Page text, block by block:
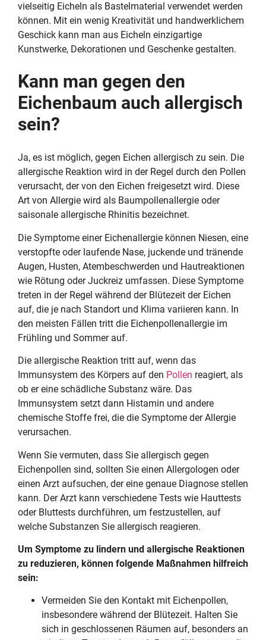
vielseitig Eicheln als Bastelmaterial verwendet werden
können. Mit ein wenig Kreativität und handwerklichem
Geschick kann man aus Eicheln einzigartige
Kunstwerke, Dekorationen und Geschenke gestalten.
Kann man gegen den
Eichenbaum auch allergisch
sein?
Ja, es ist möglich, gegen Eichen allergisch zu sein. Die
allergische Reaktion wird in der Regel durch den Pollen
verursacht, der von den Eichen freigesetzt wird. Diese
Art von Allergie wird als Baumpollenallergie oder
saisonale allergische Rhinitis bezeichnet.
Die Symptome einer Eichenallergie können Niesen, eine
verstopfte oder laufende Nase, juckende und tränende
Augen, Husten, Atembeschwerden und Hautreaktionen
wie Rötung oder Juckreiz umfassen. Diese Symptome
treten in der Regel während der Blütezeit der Eichen
auf, die je nach Standort und Klima variieren kann. In
den meisten Fällen tritt die Eichenpollenallergie im
Frühling und Sommer auf.
Die allergische Reaktion tritt auf, wenn das
Immunsystem des Körpers auf den Pollen reagiert, als
ob er eine schädliche Substanz wäre. Das
Immunsystem setzt dann Histamin und andere
chemische Stoffe frei, die die Symptome der Allergie
verursachen.
Wenn Sie vermuten, dass Sie allergisch gegen
Eichenpollen sind, sollten Sie einen Allergologen oder
einen Arzt aufsuchen, der eine genaue Diagnose stellen
kann. Der Arzt kann verschiedene Tests wie Hauttests
oder Bluttests durchführen, um festzustellen, auf
welche Substanzen Sie allergisch reagieren.
Um Symptome zu lindern und allergische Reaktionen
zu reduzieren, können folgende Maßnahmen hilfreich
sein:
Vermeiden Sie den Kontakt mit Eichenpollen,
insbesondere während der Blütezeit. Halten Sie
sich in geschlossenen Räumen auf, besonders an